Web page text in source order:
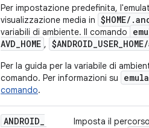
Per impostazione predefinita,
visualizzazione media in $HOME/ .
variabili di ambiente. Il comando
AVD_HOME , $ANDROID_USER_HOME/
Per la guida per la variabile di
comando. Per informazioni su
comando.
ANDROID_
Imposta il